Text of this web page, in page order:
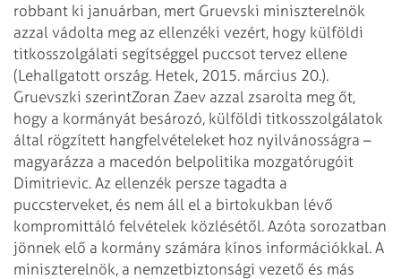
robbant ki januárban, mert Gruevski miniszterelnök
azzal vádolta meg az ellenzéki vezért, hogy külföldi
titkosszolgálati segítséggel puccsot tervez ellene
(Lehallgatott ország. Hetek, 2015. március 20.).
Gruevszki szerintZoran Zaev azzal zsarolta meg őt,
hogy a kormányát besározó, külföldi titkosszolgálatok
által rögzített hangfelvételeket hoz nyilvánosságra –
magyarázza a macedón belpolitika mozgatórugóit
Dimitrievic. Az ellenzék persze tagadta a
puccsterveket, és nem áll el a birtokukban lévő
kompromittáló felvételek közlésétől. Azóta sorozatban
jönnek elő a kormány számára kínos információkkal. A
miniszterelnök, a nemzetbiztonsági vezető és más